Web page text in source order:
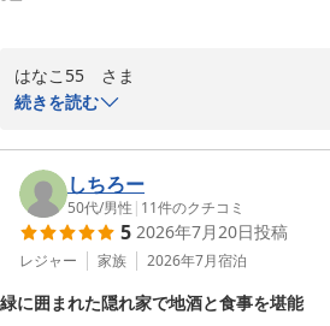
はなこ55　さま
この度は「三献の宿　木之本」にご宿泊
リニューアル後の真新しいお部屋やお風
で落ち着いたお時間をお過ごしいただけ
嬉しく存じます。
続きを読む
しちろー
50代/男性 | 11件のクチコミ
5 2026年7月20日投稿
レジャー 家族 2026年7月宿泊
緑に囲まれた隠れ家で地酒と食事を堪能